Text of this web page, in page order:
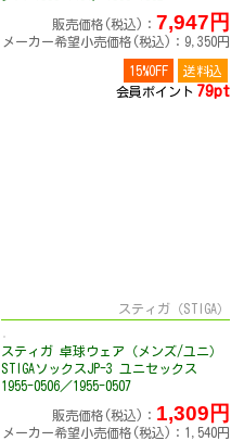
販売価格(税込)： 7,947円
メーカー希望小売価格(税込)：9,350円
15%OFF
送料込
会員ポイント 79pt
スティガ（STIGA）
スティガ 卓球ウェア（メンズ/ユニ）
STIGAソックスJP-3 ユニセックス
1955-0506／1955-0507
販売価格(税込)： 1,309円
メーカー希望小売価格(税込)：1,540円